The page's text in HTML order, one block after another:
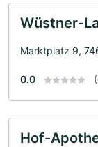
Wüstner-
Marktplatz 9,
0.0
Hof-